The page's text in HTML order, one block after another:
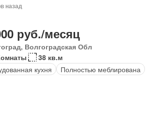
назад
руб./месяц
Волгоградская Обл
38 кв.м
кухня
Полностью меблирована